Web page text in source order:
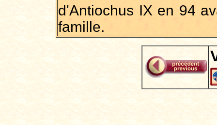
d'Antiochus IX en 94
famille.